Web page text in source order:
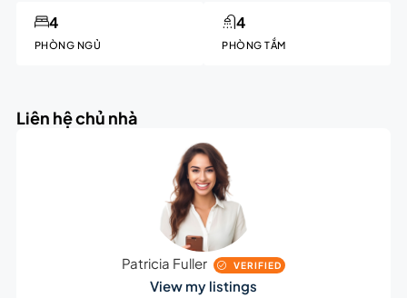
PHÒNG NGỦ
4
PHÒNG TẮM
4
Liên hệ chủ nhà
Patricia Fuller VERIFIED
View my listings